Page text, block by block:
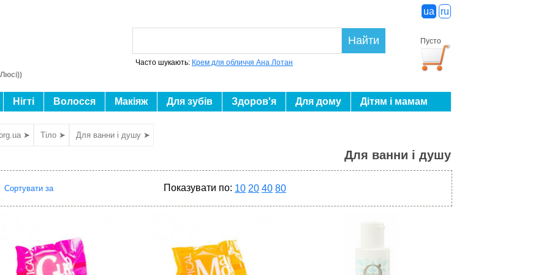
ua ru
Пусто
Найти
Часто шукають: Крем для обличчя Ана Лотан
Нігті Волосся Макіяж Для зубів Здоров'я Для дому Дітям і мамам
➤ Тіло ➤ Для ванни і душу ➤
Для ванни і душу
Сортувати за Показувати по: 10 20 40 80